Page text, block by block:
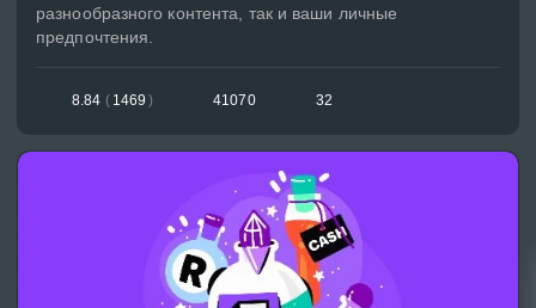
разнообразного контента, так и ваши личные
предпочтения.
8.84 ( 1469 ) 41070 32